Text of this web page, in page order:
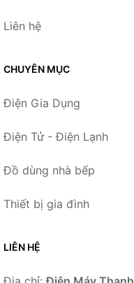
Liên hệ
CHUYÊN MỤC
Điện Gia Dụng
Điện Tử - Điện Lạnh
Đồ dùng nhà bếp
Thiết bị gia đình
LIÊN HỆ